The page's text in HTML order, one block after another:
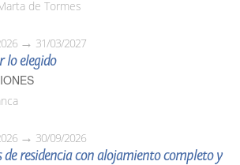
de Tormes
31/03/2027
lo elegido
30/09/2026
de residencia con alojamiento completo y